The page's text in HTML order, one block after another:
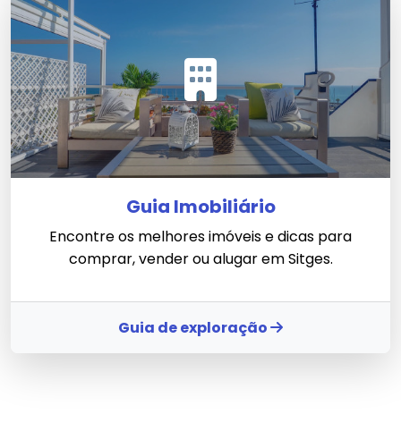
Guia Imobiliário
Encontre os melhores imóveis e dicas para
comprar, vender ou alugar em Sitges.
Guia de exploração